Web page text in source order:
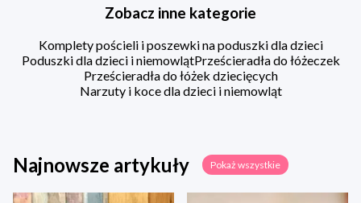
Zobacz inne kategorie
Komplety pościeli i poszewki na poduszki dla dzieci
Poduszki dla dzieci i niemowlątPrześcieradła do łóżeczek
Prześcieradła do łóżek dziecięcych
Narzuty i koce dla dzieci i niemowląt
Najnowsze artykuły Pokaż wszystkie